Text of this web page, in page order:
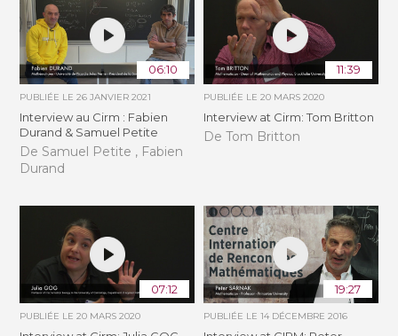
06:10
PUBLIÉE LE26 JANVIER 2021
Interview au Cirm : Fabien
Durand & Samuel Petite
De Samuel Petite , Fabien
Durand
11:39
PUBLIÉE LE 20 MARS 2020
Interview at Cirm: Tom Britton
De Tom Britton
07:12
PUBLIÉE LE20 MARS 2020
19:27
PUBLIÉE LE 14 DÉCEMBRE 2016